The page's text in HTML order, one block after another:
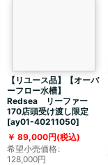
【リユース品】【オーバ
ーフロー水槽】
Redsea リーファー
170店頭受け渡し限定
[ay01-40211050]
89,000円(税込)
希望小売価格:
128,000円